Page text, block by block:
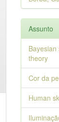
Assunto
Bayesian
theory
Cor da
Human